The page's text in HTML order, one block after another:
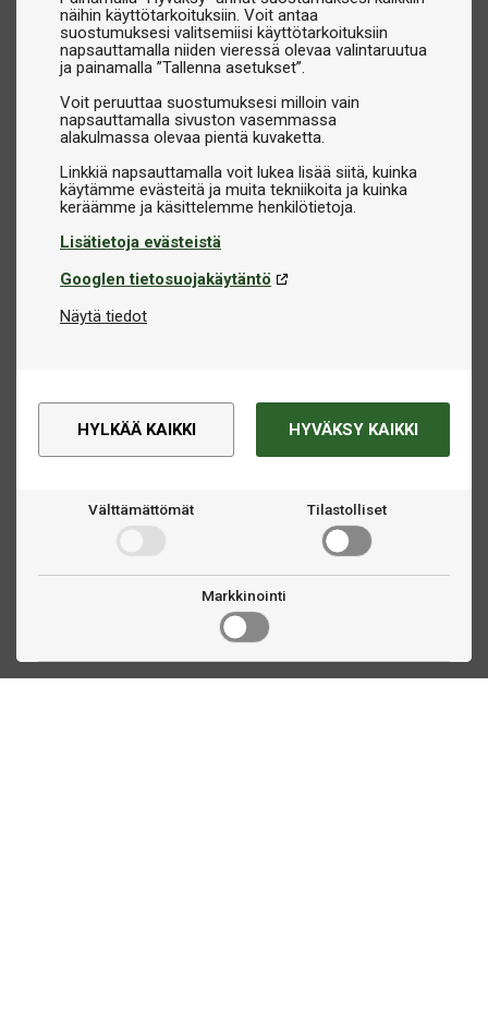
näihin käyttötarkoituksiin. Voit antaa
suostumuksesi valitsemiisi käyttötarkoituksiin
napsauttamalla niiden vieressä olevaa valintaruutua
ja painamalla ”Tallenna asetukset”.
Voit peruuttaa suostumuksesi milloin vain
napsauttamalla sivuston vasemmassa
alakulmassa olevaa pientä kuvaketta.
Linkkiä napsauttamalla voit lukea lisää siitä, kuinka
käytämme evästeitä ja muita tekniikoita ja kuinka
Lisätietoja evästeistä
Googlen tietosuojakäytäntö
Näytä tiedot
HYLKÄÄ KAIKKI HYVÄKSY KAIKKI
Välttämättömät Tilastolliset
Markkinointi